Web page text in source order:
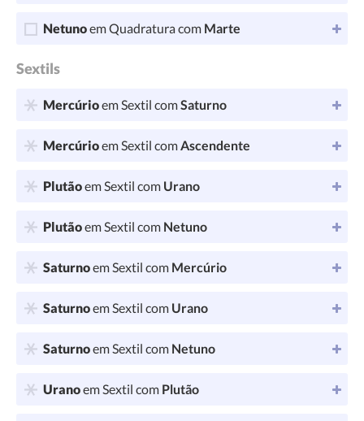
Netunoem Quadratura com Marte
Sextils
Mercúrioem Sextil comSaturno
Mercúrioem Sextil comAscendente
Plutãoem Sextil com Urano
Plutãoem Sextil com Netuno
Saturnoem Sextil com Mercúrio
Saturnoem Sextil com Urano
Saturnoem Sextil com Netuno
Uranoem Sextil com Plutão